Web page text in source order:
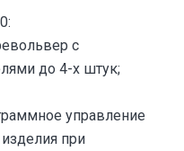
с
до 4-х штук;
управление
при